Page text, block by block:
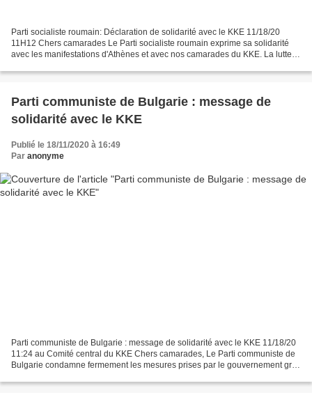
Parti socialiste roumain: Déclaration de solidarité avec le KKE 11/18/20
11H12 Chers camarades Le Parti socialiste roumain exprime sa solidarité
avec les manifestations d'Athènes et avec nos camarades du KKE. La lutte
Parti communiste de Bulgarie : message de
solidarité avec le KKE
Publié le 18/11/2020 à 16:49
Par anonyme
Parti communiste de Bulgarie : message de solidarité avec le KKE 11/18/20
11:24 au Comité central du KKE Chers camarades, Le Parti communiste de
Bulgarie condamne fermement les mesures prises par le gouvernement grec